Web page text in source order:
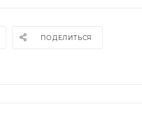
ПОДЕЛИТЬСЯ